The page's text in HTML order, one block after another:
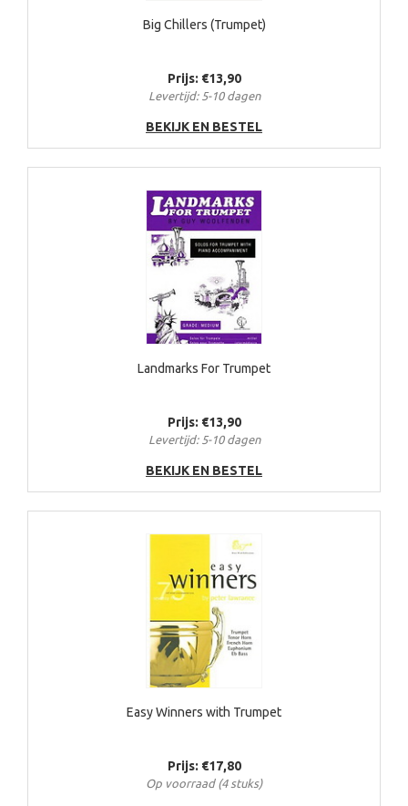
Big Chillers (Trumpet)
Prijs: €13,90
Levertijd: 5-10 dagen
BEKIJK EN BESTEL
Landmarks For Trumpet
Prijs: €13,90
Levertijd: 5-10 dagen
BEKIJK EN BESTEL
Easy Winners with Trumpet
Prijs: €17,80
Op voorraad (4 stuks)